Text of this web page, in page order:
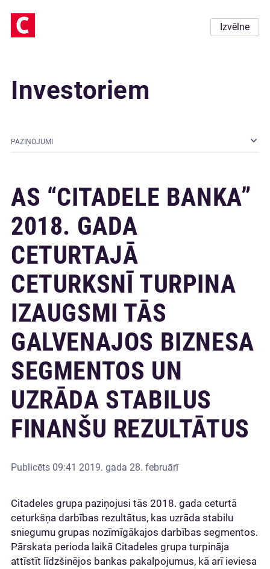
Izvēlne
Investoriem
PAZIŅOJUMI
AS “CITADELE BANKA”
2018. GADA
CETURTAJĀ
CETURKSNĪ TURPINA
IZAUGSMI TĀS
GALVENAJOS BIZNESA
SEGMENTOS UN
UZRĀDA STABILUS
FINANŠU REZULTĀTUS
Publicēts 09:41 2019. gada 28. februārī
Citadeles grupa paziņojusi tās 2018. gada ceturtā
ceturkšņa darbības rezultātus, kas uzrāda stabilu
sniegumu grupas nozīmīgākajos darbības segmentos.
Pārskata perioda laikā Citadeles grupa turpināja
attīstīt līdzšinējos bankas pakalpojumus, kā arī ieviesa